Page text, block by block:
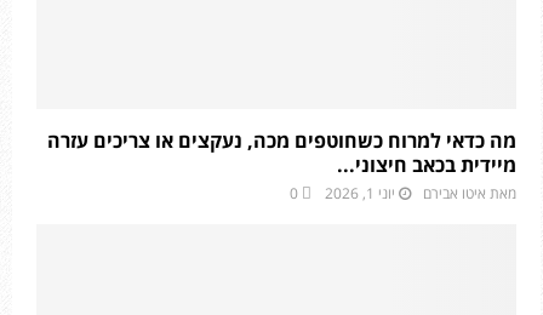
מה כדאי למרוח כשחוטפים מכה, נעקצים או צריכים עזרה
מיידית בכאב חיצוני...
מאת איטו אבירם יוני 1, 2026 0